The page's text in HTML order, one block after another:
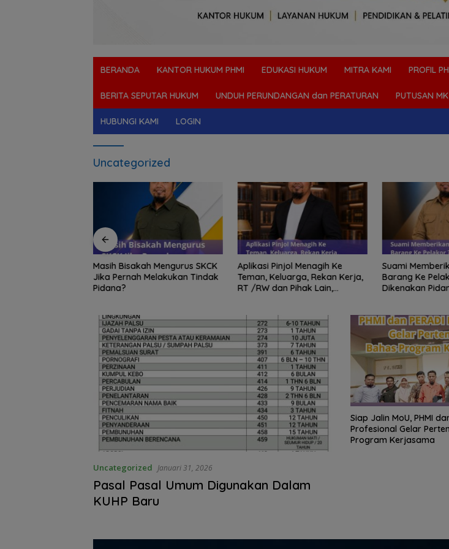
BERANDA KANTOR HUKUM PHMI EDUKASI HUKUM MITRA KAMI PROFIL
BERITA SEPUTAR HUKUM UNDUH PERUNDANGAN dan PERATURAN PUTUSAN MK
HUBUNGI KAMI LOGIN
Uncategorized
Masih Bisakah Mengurus SKCK
Jika Pernah Melakukan Tindak
Pidana?
Aplikasi Pinjol Menagih Ke
Teman, Keluarga, Rekan Kerja,
RT /RW dan Pihak Lain,
Suami
Barang Ke
Dikenakan
Uncategorized Januari 31, 2026
Pasal Pasal Umum Digunakan Dalam
KUHP Baru
Siap Jalin MoU, PHMI
Profesional Gelar
Program Kerjasama